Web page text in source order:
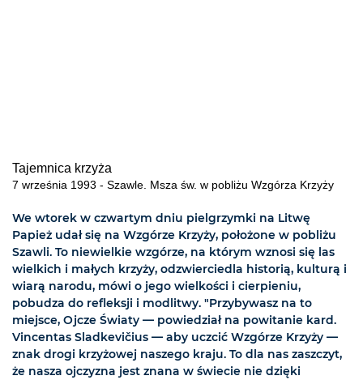
Tajemnica krzyża
7 września 1993 - Szawle. Msza św. w pobliżu Wzgórza Krzyży
We wtorek w czwartym dniu pielgrzymki na Litwę
Papież udał się na Wzgórze Krzyży, położone w pobliżu
Szawli. To niewielkie wzgórze, na którym wznosi się las
wielkich i małych krzyży, odzwierciedla historią, kulturą i
wiarą narodu, mówi o jego wielkości i cierpieniu,
pobudza do refleksji i modlitwy. "Przybywasz na to
miejsce, Ojcze Światy — powiedział na powitanie kard.
Vincentas Sladkevičius — aby uczcić Wzgórze Krzyży —
znak drogi krzyżowej naszego kraju. To dla nas zaszczyt,
że nasza ojczyzna jest znana w świecie nie dzięki